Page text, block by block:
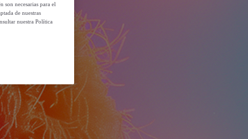
son necesarias para el
de nuestras
nuestra Política